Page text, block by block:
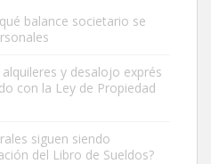
balance societario se
y desalojo exprés
con la Ley de Propiedad
siguen siendo
del Libro de Sueldos?